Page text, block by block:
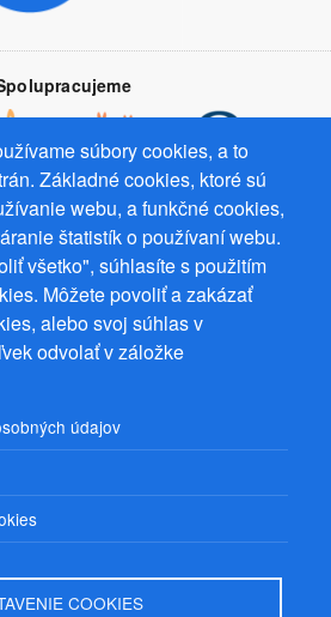
súbory cookies, a to
Základné cookies, ktoré sú
webu, a funkčné cookies,
štatistík o používaní webu.
všetko", súhlasíte s použitím
Môžete povoliť a zakázať
alebo svoj súhlas v
odvolať v záložke
údajov
COOKIES
Radimecká, MBA, Ostrov 256, 561
DIČ CZ9161263958
PuzzleWebss.r.o.